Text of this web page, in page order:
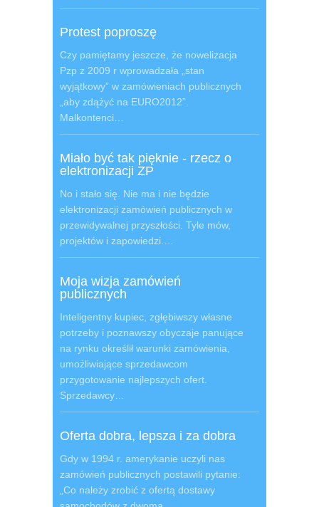
Protest poproszę
Czy pamiętamy jeszcze, że nowelizacja
Pzp z 2009 r wprowadzała „stan
wyjątkowy” w zamówieniach publicznych
„aby zdążyć na EURO2012”.
Malkontenci…
Miało być tak pięknie - rzecz o
elektronizacji ZP
No i stało się. Nie ma i nie będzie
elektronizacji zamówień publicznych w
przewidywalnej przyszłości. Tyle mów,
projektów i zapowiedzi.…
Moja wizja zamówień
publicznych
Inteligentny kupiec, zgłębiwszy własne
potrzeby i poznawszy obyczaje panujące
na rynku określił warunki zamówienia,
umożliwiające sprzedawcom
przygotowanie najlepszych ofert.
Sprzedawcy…
Oferta dobra, lepsza i za dobra
Gdy w 1994 r. amerykanie uczyli nas
zamówień publicznych postawili pytanie:
„Co należy zrobić z ofertą dostawy